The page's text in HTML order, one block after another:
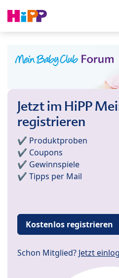
Jetzt im HiPP
registrieren
✔️ Produktproben
✔️ Coupons
✔️ Gewinnspiele
✔️ Tipps per Mail
Kostenlos registrieren
Schon Mitglied? Jetzt